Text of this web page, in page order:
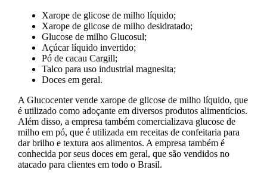
Xarope de glicose de milho líquido;
Xarope de glicose de milho desidratado;
Glucose de milho Glucosul;
Açúcar líquido invertido;
Pó de cacau Cargill;
Talco para uso industrial magnesita;
Doces em geral.
A Glucocenter vende xarope de glicose de milho líquido, que
é utilizado como adoçante em diversos produtos alimentícios.
Além disso, a empresa também comercializava glucose de
milho em pó, que é utilizada em receitas de confeitaria para
dar brilho e textura aos alimentos. A empresa também é
conhecida por seus doces em geral, que são vendidos no
atacado para clientes em todo o Brasil.